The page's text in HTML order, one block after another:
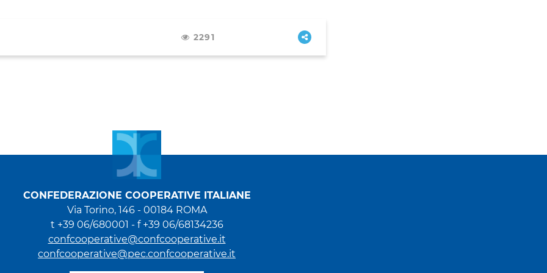
2291
CONFEDERAZIONE COOPERATIVE ITALIANE
Via Torino, 146 - 00184 ROMA
t +39 06/680001 - f +39 06/68134236
confcooperative@confcooperative.it
confcooperative@pec.confcooperative.it